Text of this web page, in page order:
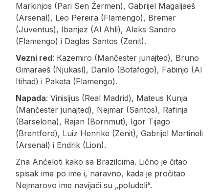
Markinjos (Pari Sen Žermen), Gabrijel Magaljaeš
(Arsenal), Leo Pereira (Flamengo), Bremer
(Juventus), Ibanjez (Al Ahli), Aleks Sandro
(Flamengo) i Daglas Santos (Zenit).
Vezni red: Кazemiro (Mančester junajted), Bruno
Gimaraeš (Njukasl), Danilo (Botafogo), Fabinjo (Al
Itihad) i Paketa (Flamengo).
Napada: Vinisijus (Real Madrid), Mateus Кunja
(Mančester junajted), Nejmar (Santos), Rafinja
(Barselona), Rajan (Bornmut), Igor Tijago
(Brentford), Luiz Henrike (Zenit), Gabrijel Martineli
(Arsenal) i Endrik (Lion).
Zna Anćeloti kako sa Brazilcima. Lično je čitao
spisak ime po ime i, naravno, kada je pročitao
Nejmarovo ime navijači su „poludeli“.